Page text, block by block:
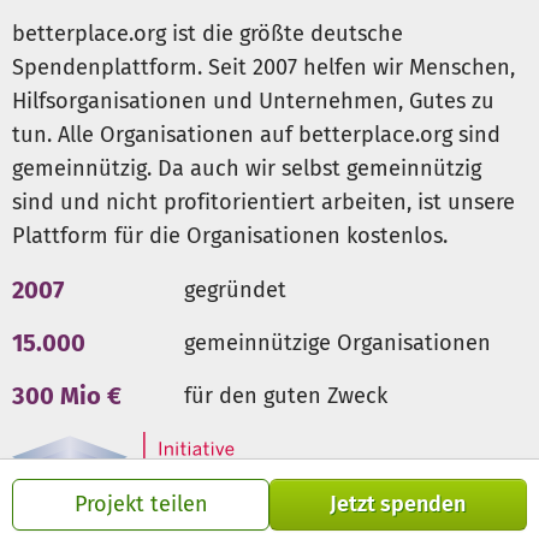
Projekt teilen Jetzt spenden
fortzuführen, bitten wir um Ihre Unterstützung. Jede
Spende hilft, die Finanzierungslücke zu schließen.
betterplace.org ist die größte deutsche
Spendenplattform. Seit 2007 helfen wir Menschen,
Hilfsorganisationen und Unternehmen, Gutes zu
tun. Alle Organisationen auf betterplace.org sind
gemeinnützig. Da auch wir selbst gemeinnützig
sind und nicht profitorientiert arbeiten, ist unsere
Plattform für die Organisationen kostenlos.
2007 gegründet
15.000 gemeinnützige Organisationen
300 Mio € für den guten Zweck